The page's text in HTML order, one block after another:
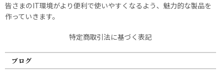
皆さまのIT環境がより便利で使いやすくなるよう、魅力的な製品を
作っていきます。
特定商取引法に基づく表記
ブログ